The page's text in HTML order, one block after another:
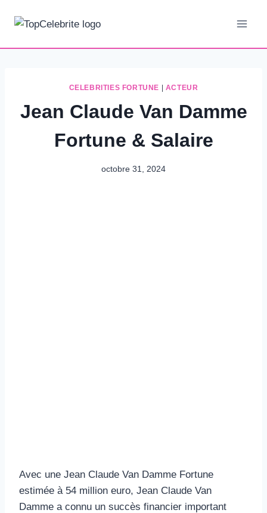
CELEBRITIES FORTUNE ACTEUR
Jean Claude Van Damme
Fortune & Salaire
octobre 31, 2024
Avec une Jean Claude Van Damme Fortune
estimée à 54 million euro, Jean Claude Van
Damme a connu un succès financier important